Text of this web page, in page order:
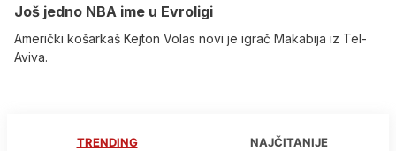
Još jedno NBA ime u Evroligi
Američki košarkaš Kejton Volas novi je igrač Makabija iz Tel-
Aviva.
TRENDING NAJČITANIJE